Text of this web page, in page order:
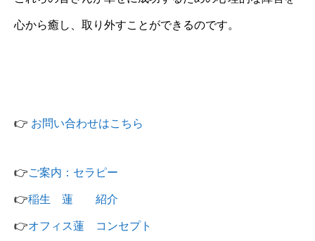
心から癒し、取り外すことができるのです。
👉 お問い合わせはこちら
👉ご案内：セラピー
👉稲生 蓮 紹介
👉オフィス蓮 コンセプト